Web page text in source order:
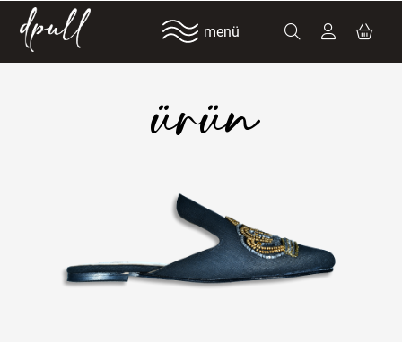
menü
ürün